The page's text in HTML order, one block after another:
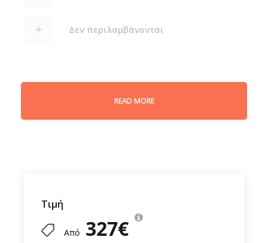
Τιμή
Από 327€
Δεν περιλαμβάνονται
READ MORE